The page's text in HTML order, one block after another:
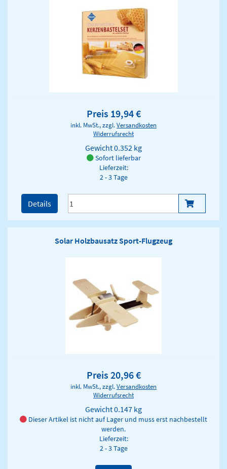
Preis 19,94 €
inkl. MwSt., zzgl.Versandkosten
Widerrufsrecht
Gewicht0.352 kg
Sofort lieferbar
Lieferzeit:
2 - 3 Tage
Details
Solar Holzbausatz Sport-Flugzeug
Preis 20,96 €
inkl. MwSt., zzgl.Versandkosten
Widerrufsrecht
Gewicht0.147 kg
Dieser Artikel ist nicht auf Lager und muss erst nachbestellt
werden.
Lieferzeit:
2 - 3 Tage